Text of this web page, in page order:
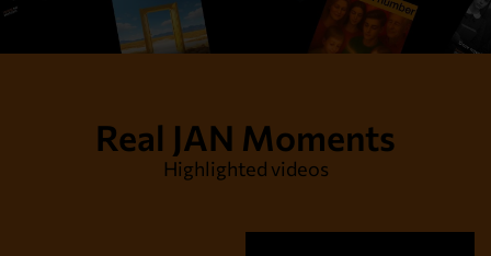
Στον ίσκιο του μεσημεριού
Real JAN Moments
Highlighted videos